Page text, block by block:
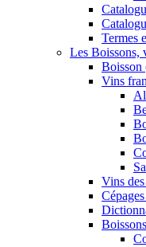
Termes
Les Boissons,
Boisson
Vins
Vins